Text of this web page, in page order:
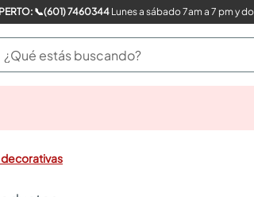
COMPRA CON UN EXPERTO: 📞(601) 7460344Lunes a sábado 7am a 7 pm y
estás buscando?
decorativas
closet
cocinas integrales